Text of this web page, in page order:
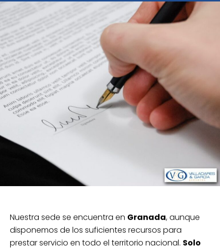
Nuestra sede se encuentra en Granada, aunque
disponemos de los suficientes recursos para
prestar servicio en todo el territorio nacional. Solo